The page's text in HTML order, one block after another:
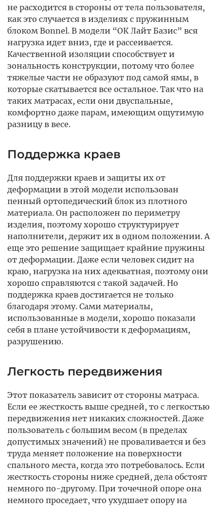
не расходится в стороны от тела пользователя,
как это случается в изделиях с пружинным
блоком Bonnel. В модели “ОК Лайт Базис” вся
нагрузка идет вниз, где и рассеивается.
Качественной изоляции способствует и
зональность конструкции, потому что более
тяжелые части не образуют под самой ямы, в
которые скатывается все остальное. Так что на
таких матрасах, если они двуспальные,
комфортно даже парам, имеющим ощутимую
разницу в весе.
Поддержка краев
Для поддержки краев и защиты их от
деформации в этой модели использован
пенный ортопедический блок из плотного
материала. Он расположен по периметру
изделия, поэтому хорошо структурирует
наполнители, держит их в одном положении. А
еще это решение защищает крайние пружины
от деформации. Даже если человек сидит на
краю, нагрузка на них адекватная, поэтому они
хорошо справляются с такой задачей. Но
поддержка краев достигается не только
благодаря этому. Сами материалы,
использованные в модели, хорошо показали
себя в плане устойчивости к деформациям,
разрушению.
Легкость передвижения
Этот показатель зависит от стороны матраса.
Если ее жесткость выше средней, то с легкостью
передвижения нет никаких сложностей. Даже
пользователь с большим весом (в пределах
допустимых значений) не проваливается и без
труда меняет положение на поверхности
спального места, когда это потребовалось. Если
жесткость стороны ниже средней, дела обстоят
немного по-другому. При точечной опоре она
немного проседает, что ухудшает опору на